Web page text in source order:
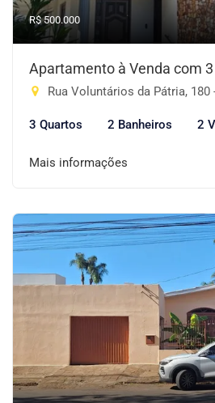
R$ 500.000
Apartamento à Venda com
Rua Voluntários da Pátria, 180
3 Quartos 2 Banheiros 2
Mais informações